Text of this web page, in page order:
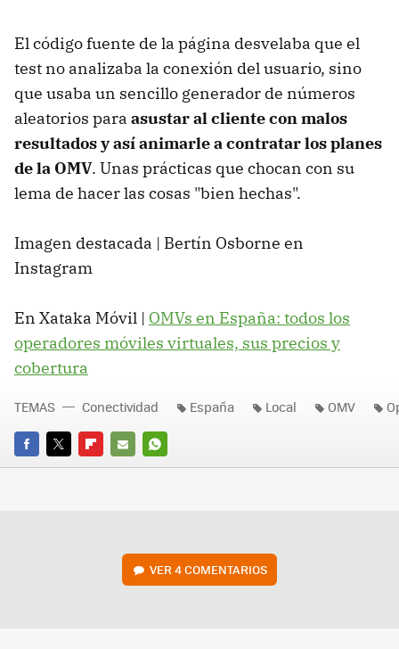
El código fuente de la página desvelaba que el
test no analizaba la conexión del usuario, sino
que usaba un sencillo generador de números
aleatorios para asustar al cliente con malos
resultados y así animarle a contratar los planes
de la OMV. Unas prácticas que chocan con su
lema de hacer las cosas "bien hechas".
Imagen destacada | Bertín Osborne en
Instagram
En Xataka Móvil | OMVs en España: todos los
operadores móviles virtuales, sus precios y
cobertura
FACEBOOK
TWITTERFLIPBOARD
E-
WHATSAPP
TEMAS Conectividad España Local OMV
VER4 COMENTARIOS